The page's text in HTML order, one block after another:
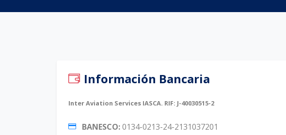
Información Bancaria
Inter Aviation Services IASCA. RIF: J-40030515-2
BANESCO:0134-0213-24-2131037201